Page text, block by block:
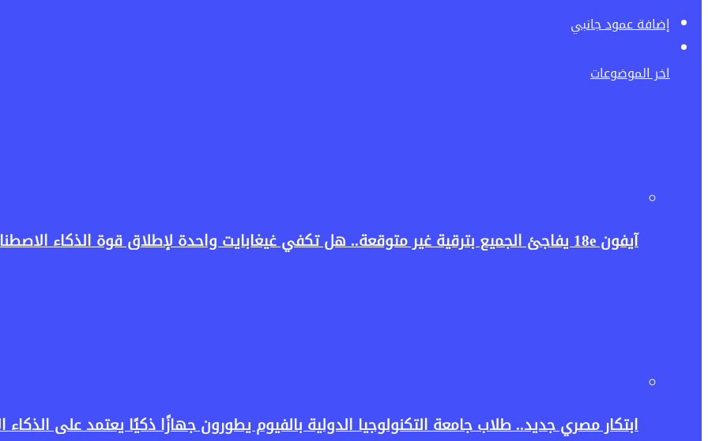
إضافة عمود جانبي
اخر الموضوعات
آيفون 18e يفاجئ الجميع بترقية غير متوقعة.. هل تكفي غيغابايت واحدة لإطلاق قوة الذكاء الاصطناعي؟
ابتكار مصري جديد.. طلاب جامعة التكنولوجيا الدولية بالفيوم يطورون جهازًا ذكيًا يعتمد على الذكاء